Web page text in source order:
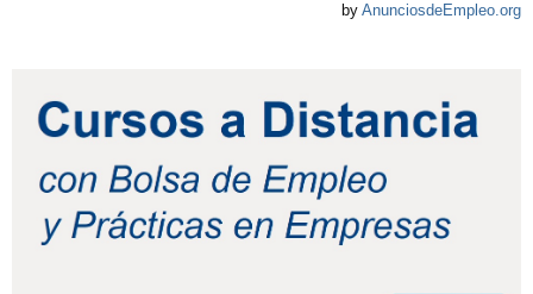
by AnunciosdeEmpleo.org